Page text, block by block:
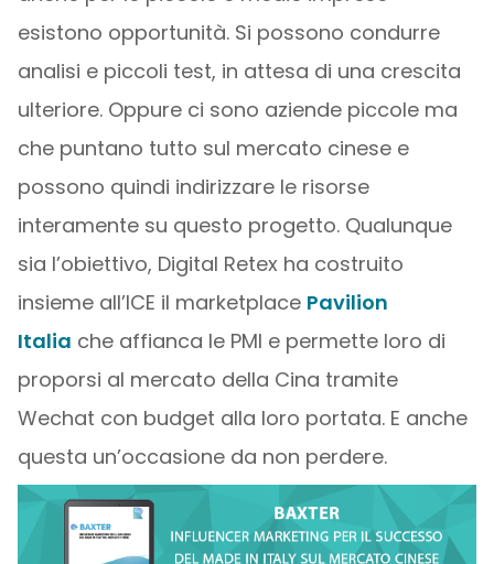
esistono opportunità. Si possono condurre
analisi e piccoli test, in attesa di una crescita
ulteriore. Oppure ci sono aziende piccole ma
che puntano tutto sul mercato cinese e
possono quindi indirizzare le risorse
interamente su questo progetto. Qualunque
sia l’obiettivo, Digital Retex ha costruito
insieme all’ICE il marketplace Pavilion
Italia che affianca le PMI e permette loro di
proporsi al mercato della Cina tramite
Wechat con budget alla loro portata. E anche
questa un’occasione da non perdere.